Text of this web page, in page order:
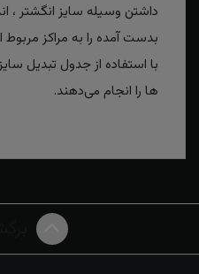
داشتن وسیله سایز انگشتر ،
بدست آمده را به مراکز
با استفاده از جدول تبدیل
ها را انجام می‌دهند.